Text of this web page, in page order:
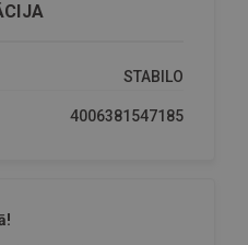
STABILO
4006381547185